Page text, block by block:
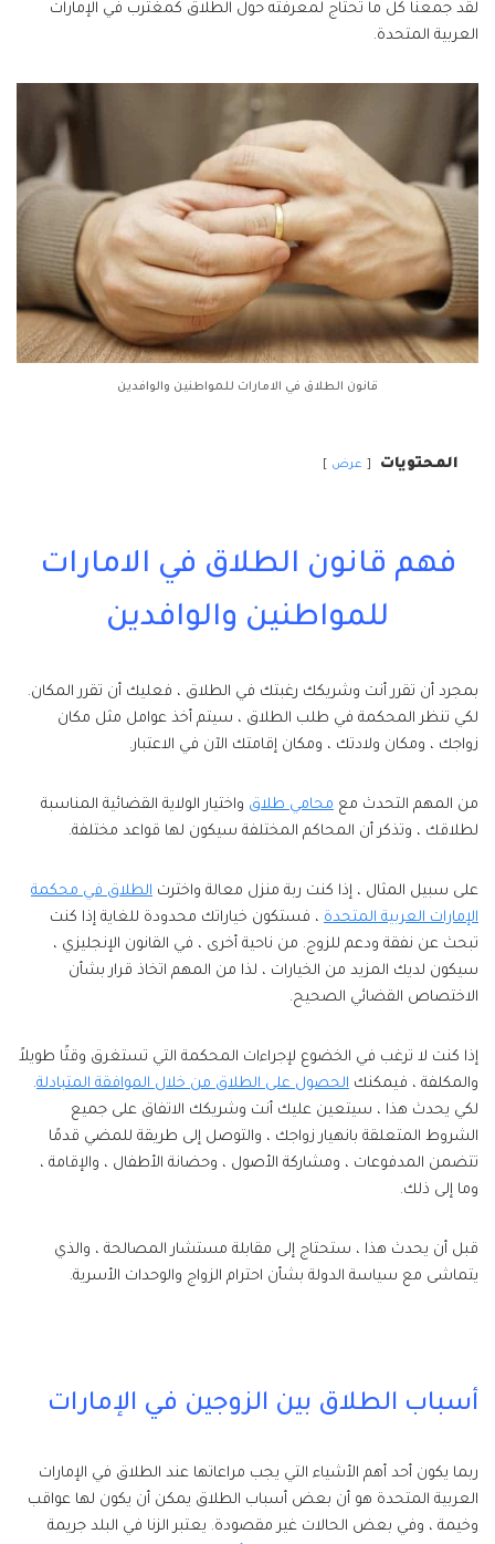
لقد جمعنا كل ما تحتاج لمعرفته حول الطلاق كمغترب في الإمارات
العربية المتحدة.
قانون الطلاق في الامارات للمواطنين والوافدين
المحتويات عرض
فهم قانون الطلاق في الامارات
للمواطنين والوافدين
بمجرد أن تقرر أنت وشريكك رغبتك في الطلاق ، فعليك أن تقرر المكان.
لكي تنظر المحكمة في طلب الطلاق ، سيتم أخذ عوامل مثل مكان
زواجك ، ومكان ولادتك ، ومكان إقامتك الآن في الاعتبار.
من المهم التحدث مع محامي طلاق واختيار الولاية القضائية المناسبة
لطلاقك ، وتذكر أن المحاكم المختلفة سيكون لها قواعد مختلفة.
على سبيل المثال ، إذا كنت ربة منزل معالة واخترت الطلاق في محكمة
الإمارات العربية المتحدة ، فستكون خياراتك محدودة للغاية إذا كنت
تبحث عن نفقة ودعم للزوج. من ناحية أخرى ، في القانون الإنجليزي ،
سيكون لديك المزيد من الخيارات ، لذا من المهم اتخاذ قرار بشأن
الاختصاص القضائي الصحيح.
إذا كنت لا ترغب في الخضوع لإجراءات المحكمة التي تستغرق وقتًا طويلاً
والمكلفة ، فيمكنك الحصول على الطلاق من خلال الموافقة المتبادلة.
لكي يحدث هذا ، سيتعين عليك أنت وشريكك الاتفاق على جميع
الشروط المتعلقة بانهيار زواجك ، والتوصل إلى طريقة للمضي قدمًا
تتضمن المدفوعات ، ومشاركة الأصول ، وحضانة الأطفال ، والإقامة ،
وما إلى ذلك.
قبل أن يحدث هذا ، ستحتاج إلى مقابلة مستشار المصالحة ، والذي
يتماشى مع سياسة الدولة بشأن احترام الزواج والوحدات الأسرية.
أسباب الطلاق بين الزوجين في الإمارات
ربما يكون أحد أهم الأشياء التي يجب مراعاتها عند الطلاق في الإمارات
العربية المتحدة هو أن بعض أسباب الطلاق يمكن أن يكون لها عواقب
وخيمة ، وفي بعض الحالات غير مقصودة. يعتبر الزنا في البلد جريمة